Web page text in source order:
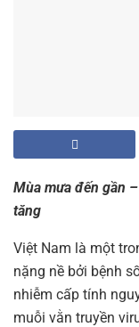
Mùa mưa đến gần
tăng
Việt Nam là một
nặng nề bởi bệnh
nhiễm cấp tính
muỗi vằn truyền